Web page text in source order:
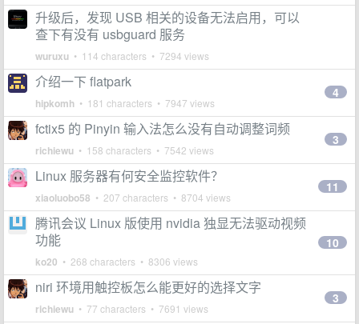
升级后，发现 USB 相关的设备无法启用，可以
查下有没有 usbguard 服务
wuruxu • 114 characters • 7294 views
介绍一下 flatpark
hipkomh • 181 characters • 7947 views
4
fctix5 的 Pinyin 输入法怎么没有自动调整词频
richiewu • 158 characters • 7542 views
3
Linux 服务器有何安全监控软件？
xiaoluobo58 • 207 characters • 8704 views
11
腾讯会议 Linux 版使用 nvidia 独显无法驱动视频
功能
ko20 • 268 characters • 8306 views
10
niri 环境用触控板怎么能更好的选择文字
richiewu • 77 characters • 7691 views
3